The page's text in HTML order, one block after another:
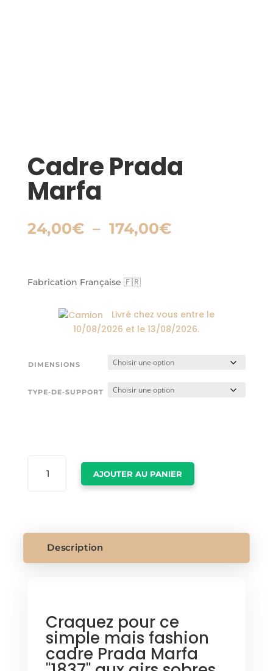
Cadre Prada
Marfa
24,00€ – 174,00€Plage
Fabrication Française 🇫🇷
Livré chez vous entre le
10/08/2026 et le13/08/2026.
DIMENSIONS
TYPE-DE-SUPPORT
AJOUTER AU PANIER
Description
Craquez pour ce
simple mais fashion
cadre Prada Marfa